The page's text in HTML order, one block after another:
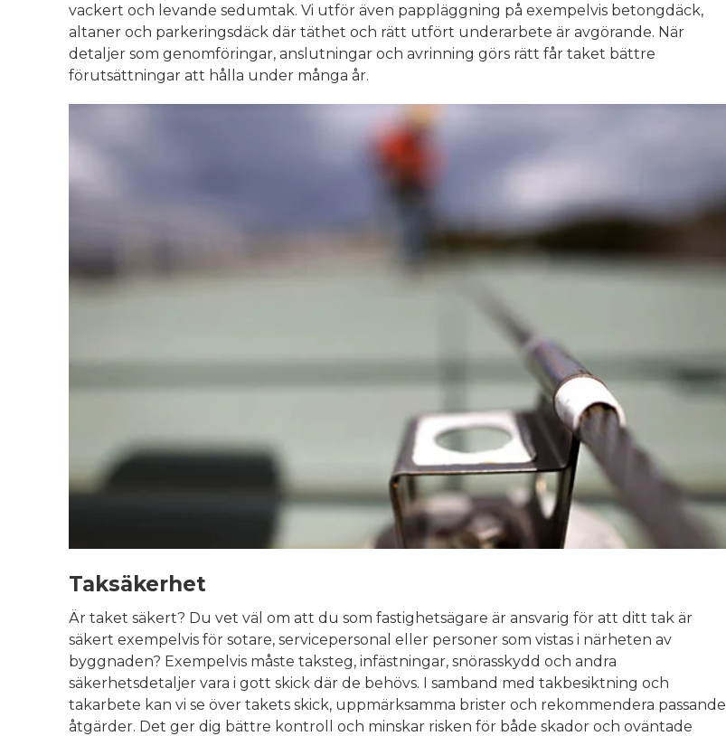
vackert och levande sedumtak. Vi utför även pappläggning på exempelvis betongdäck,
altaner och parkeringsdäck där täthet och rätt utfört underarbete är avgörande. När
detaljer som genomföringar, anslutningar och avrinning görs rätt får taket bättre
förutsättningar att hålla under många år.
Taksäkerhet
Är taket säkert? Du vet väl om att du som fastighetsägare är ansvarig för att ditt tak är
säkert exempelvis för sotare, servicepersonal eller personer som vistas i närheten av
byggnaden? Exempelvis måste taksteg, infästningar, snörasskydd och andra
säkerhetsdetaljer vara i gott skick där de behövs. I samband med takbesiktning och
takarbete kan vi se över takets skick, uppmärksamma brister och rekommendera passande
åtgärder. Det ger dig bättre kontroll och minskar risken för både skador och oväntade